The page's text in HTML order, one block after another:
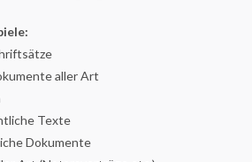
aller Art
Texte
Dokumente